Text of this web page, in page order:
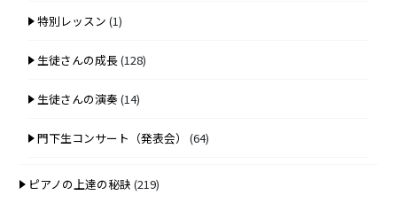
特別レッスン (1)
生徒さんの成長(128)
生徒さんの演奏(14)
門下生コンサート（発表会） (64)
ピアノの上達の秘訣 (219)